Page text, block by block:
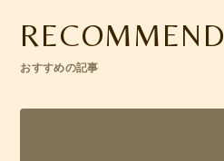
RECOMMEND
おすすめの記事